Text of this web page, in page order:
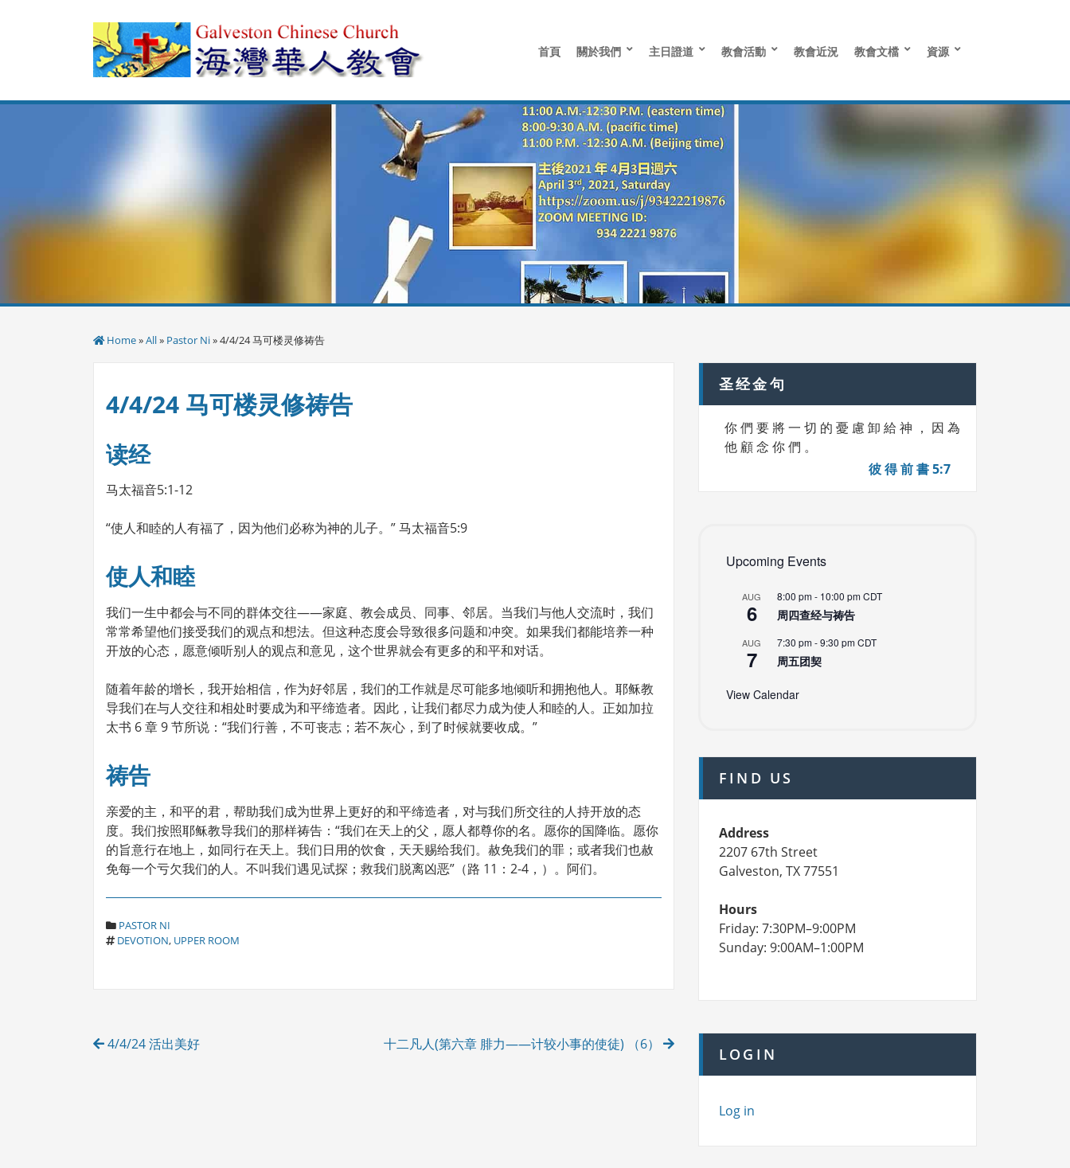
首頁 關於我們 主日證道 教會活動 教會近況 教會文檔 資源
Home»All» Pastor Ni» 4/4/24 马可楼灵修祷告
4/4/24 马可楼灵修祷告
读经
马太福音5:1-12
“使人和睦的人有福了，因为他们必称为神的儿子。” 马太福音5:9
使人和睦
我们一生中都会与不同的群体交往——家庭、教会成员、同事、邻居。当我们与他人交流时，我们
常常希望他们接受我们的观点和想法。但这种态度会导致很多问题和冲突。如果我们都能培养一种
开放的心态，愿意倾听别人的观点和意见，这个世界就会有更多的和平和对话。
随着年龄的增长，我开始相信，作为好邻居，我们的工作就是尽可能多地倾听和拥抱他人。耶稣教
导我们在与人交往和相处时要成为和平缔造者。因此，让我们都尽力成为使人和睦的人。正如加拉
太书 6 章 9 节所说：“我们行善，不可丧志；若不灰心，到了时候就要收成。”
祷告
亲爱的主，和平的君，帮助我们成为世界上更好的和平缔造者，对与我们所交往的人持开放的态
度。我们按照耶稣教导我们的那样祷告：“我们在天上的父，愿人都尊你的名。愿你的国降临。愿你
的旨意行在地上，如同行在天上。我们日用的饮食，天天赐给我们。赦免我们的罪；或者我们也赦
免每一个亏欠我们的人。不叫我们遇见试探；救我们脱离凶恶”（路 11：2-4，）。阿们。
C
A
E
PASTOR NI
T
DEVOTION, UPPER ROOM
Post
4/4/24 活出美好 十二凡人(第六章 腓力——计较小事的使徒) （6）
圣经金句
你 們 要 將 一 切 的 憂 慮 卸 給 神 ， 因 為
他 顧 念 你 們 。
彼 得 前 書 5:7
Upcoming Events
AUG
6
8:00 pm- 10:00 pmCDT
周四查经与祷告
AUG
7
7:30 pm-9:30 pmCDT
周五团契
View Calendar
FIND US
Address
2207 67th Street
Galveston, TX 77551
Hours
Friday: 7:30PM–9:00PM
Sunday: 9:00AM–1:00PM
LOGIN
Log in